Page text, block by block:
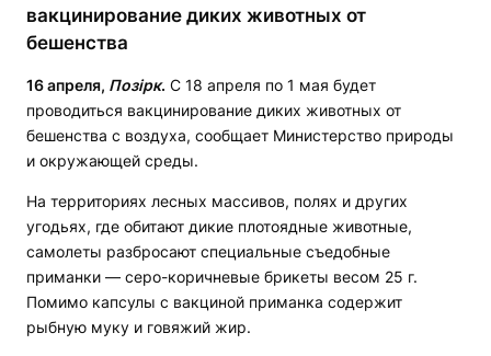
вакцинирование диких животных от
бешенства
16 апреля, Позірк. С 18 апреля по 1 мая будет
проводиться вакцинирование диких животных от
бешенства с воздуха, сообщает Министерство природы
и окружающей среды.
На территориях лесных массивов, полях и других
угодьях, где обитают дикие плотоядные животные,
самолеты разбросают специальные съедобные
приманки — серо-коричневые брикеты весом 25 г.
Помимо капсулы с вакциной приманка содержит
рыбную муку и говяжий жир.